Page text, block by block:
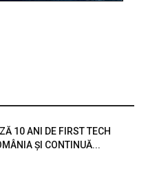
10 ANI DE FIRST TECH
ȘI CONTINUĂ...